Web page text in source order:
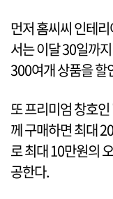
먼저 홈씨씨 인테
서는 이달 30일까
300여개 상품을 할
또 프리미엄 창호
께 구매하면 최대
로 최대 10만원의
공한다.